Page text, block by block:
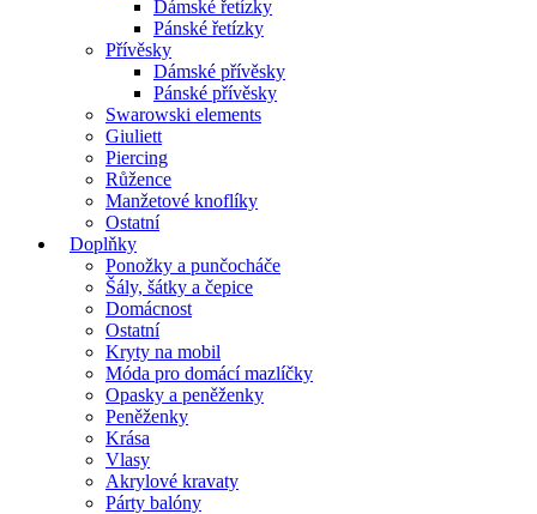
Dámské řetízky
Pánské řetízky
Přívěsky
Dámské přívěsky
Pánské přívěsky
Swarowski elements
Giuliett
Piercing
Růžence
Manžetové knoflíky
Ostatní
Doplňky
Ponožky a punčocháče
Šály, šátky a čepice
Domácnost
Ostatní
Kryty na mobil
Móda pro domácí mazlíčky
Opasky a peněženky
Peněženky
Krása
Vlasy
Akrylové kravaty
Párty balóny